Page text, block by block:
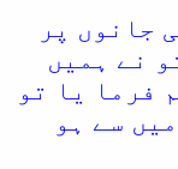
جانوں پر
نے ہمیں
فرما یا تو
سے ہو